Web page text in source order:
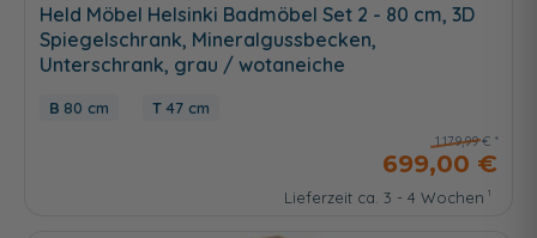
Held Möbel Helsinki Badmöbel Set 2 - 80 cm, 3D
Spiegelschrank, Mineralgussbecken,
Unterschrank, grau / wotaneiche
80 cm 47 cm
1.179,99 €
699,00 €
Lieferzeit ca. 3 - 4 Wochen